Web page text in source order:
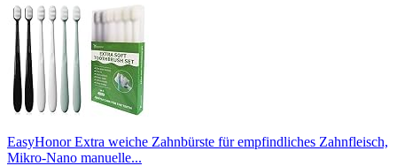
EasyHonor Extra weiche Zahnbürste für empfindliches Zahnfleisch,
Mikro-Nano manuelle...